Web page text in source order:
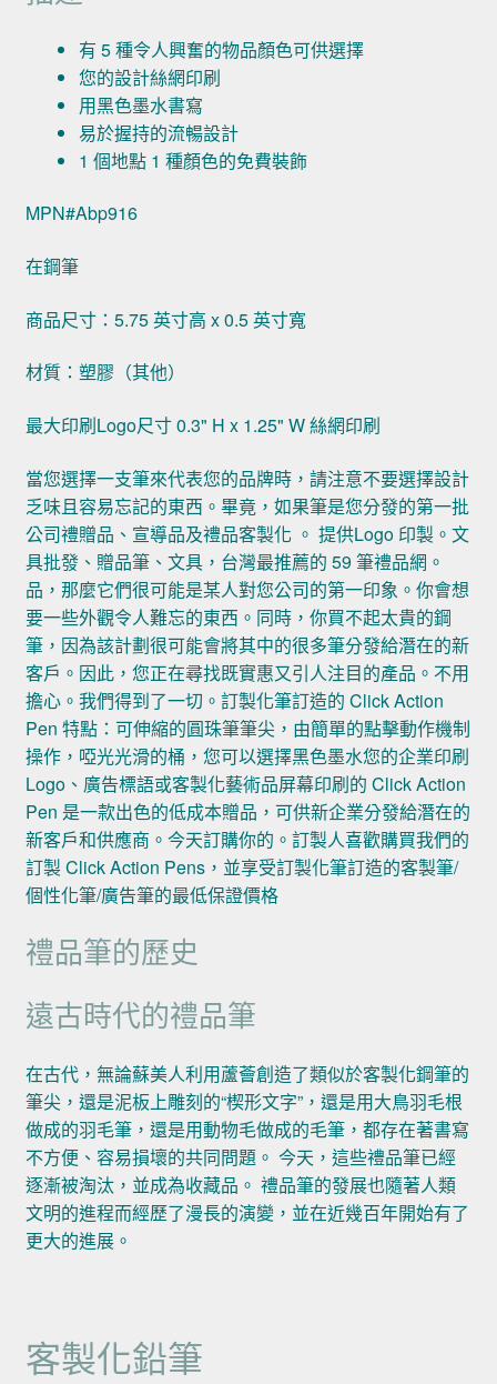
有 5 種令人興奮的物品顏色可供選擇
您的設計絲網印刷
用黑色墨水書寫
易於握持的流暢設計
1 個地點 1 種顏色的免費裝飾
MPN#Abp916
在鋼筆
商品尺寸：5.75 英寸高 x 0.5 英寸寬
材質：塑膠（其他）
最大印刷Logo尺寸 0.3" H x 1.25" W 絲網印刷
當您選擇一支筆來代表您的品牌時，請注意不要選擇設計
乏味且容易忘記的東西。畢竟，如果筆是您分發的第一批
公司禮贈品、宣導品及禮品客製化 。 提供Logo 印製。文
具批發、贈品筆、文具，台灣最推薦的 59 筆禮品網。
品，那麼它們很可能是某人對您公司的第一印象。你會想
要一些外觀令人難忘的東西。同時，你買不起太貴的鋼
筆，因為該計劃很可能會將其中的很多筆分發給潛在的新
客戶。因此，您正在尋找既實惠又引人注目的產品。不用
擔心。我們得到了一切。訂製化筆訂造的 Click Action
Pen 特點：可伸縮的圓珠筆筆尖，由簡單的點擊動作機制
操作，啞光光滑的桶，您可以選擇黑色墨水您的企業印刷
Logo、廣告標語或客製化藝術品屏幕印刷的 Click Action
Pen 是一款出色的低成本贈品，可供新企業分發給潛在的
新客戶和供應商。今天訂購你的。訂製人喜歡購買我們的
訂製 Click Action Pens，並享受訂製化筆訂造的客製筆/
個性化筆/廣告筆的最低保證價格
禮品筆的歷史
遠古時代的禮品筆
在古代，無論蘇美人利用蘆薈創造了類似於客製化鋼筆的
筆尖，還是泥板上雕刻的“楔形文字”，還是用大鳥羽毛根
做成的羽毛筆，還是用動物毛做成的毛筆，都存在著書寫
不方便、容易損壞的共同問題。 今天，這些禮品筆已經
逐漸被淘汰，並成為收藏品。 禮品筆的發展也隨著人類
文明的進程而經歷了漫長的演變，並在近幾百年開始有了
更大的進展。
客製化鉛筆